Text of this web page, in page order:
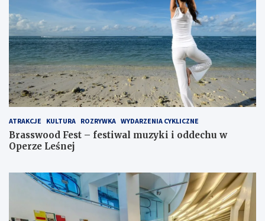
ATRAKCJE KULTURA ROZRYWKA WYDARZENIA CYKLICZNE
Brasswood Fest – festiwal muzyki i oddechu w
Operze Leśnej